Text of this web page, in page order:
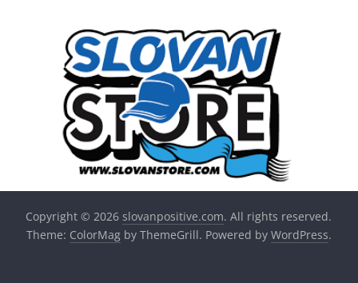
Copyright © 2026slovanpositive.com. All rights reserved.
Theme: ColorMagby ThemeGrill. Powered by WordPress.